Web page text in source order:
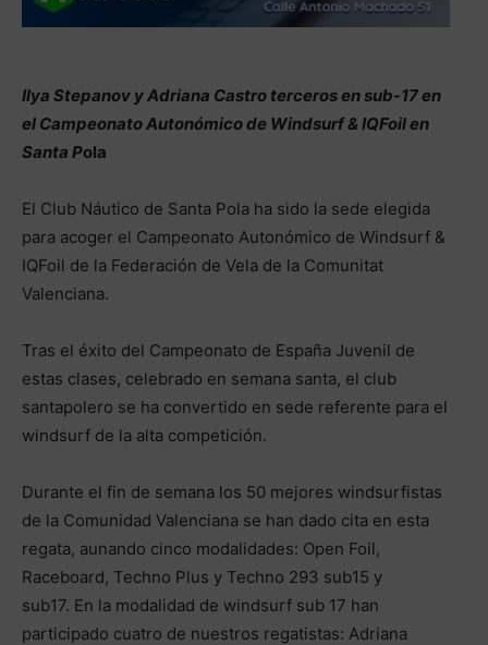
Ilya Stepanov y Adriana Castro terceros en sub-17 en
el Campeonato Autonómico de Windsurf & IQFoil en
Santa Pola
El Club Náutico de Santa Pola ha sido la sede elegida
para acoger el Campeonato Autonómico de Windsurf &
IQFoil de la Federación de Vela de la Comunitat
Valenciana.
Tras el éxito del Campeonato de España Juvenil de
estas clases, celebrado en semana santa, el club
santapolero se ha convertido en sede referente para el
windsurf de la alta competición.
Durante el fin de semana los 50 mejores windsurfistas
de la Comunidad Valenciana se han dado cita en esta
regata, aunando cinco modalidades: Open Foil,
Raceboard, Techno Plus y Techno 293 sub15 y
sub17. En la modalidad de windsurf sub 17 han
participado cuatro de nuestros regatistas: Adriana